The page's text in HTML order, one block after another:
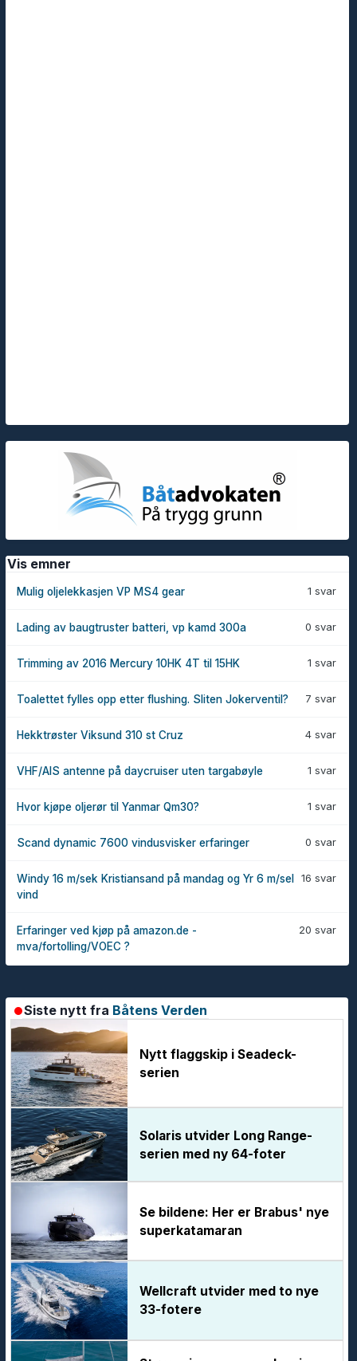
Vis emner
1 svar
Mulig oljelekkasjen VP MS4 gear
0 svar
Lading av baugtruster batteri, vp kamd 300a
1 svar
Trimming av 2016 Mercury 10HK 4T til 15HK
7 svar
Toalettet fylles opp etter flushing. Sliten Jokerventil?
4 svar
Hekktrøster Viksund 310 st Cruz
1 svar
VHF/AIS antenne på daycruiser uten targabøyle
1 svar
Hvor kjøpe oljerør til Yanmar Qm30?
0 svar
Scand dynamic 7600 vindusvisker erfaringer
16 svar
Windy 16 m/sek Kristiansand på mandag og Yr 6 m/sel
vind
20 svar
Erfaringer ved kjøp på amazon.de -
mva/fortolling/VOEC ?
Siste nytt fra Båtens Verden
Nytt flaggskip i Seadeck-
serien
Solaris utvider Long Range-
serien med ny 64-foter
Se bildene: Her er Brabus' nye
superkatamaran
Wellcraft utvider med to nye
33-fotere